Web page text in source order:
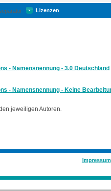
Lizenzen
- Namensnennung - 3.0 Deutschland
- Namensnennung - Keine
jeweiligen Autoren.
Impressum